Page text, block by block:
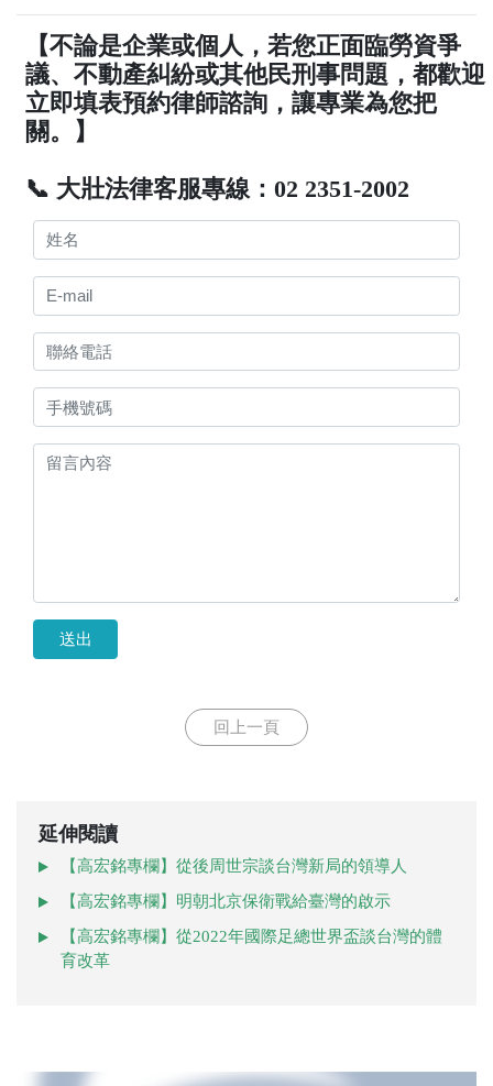
【不論是企業或個人，若您正面臨勞資爭
議、不動產糾紛或其他民刑事問題，都歡迎
立即填表預約律師諮詢，讓專業為您把
關。】
📞 大壯法律客服專線：02 2351-2002
送出
回上一頁
延伸閱讀
【高宏銘專欄】從後周世宗談台灣新局的領導人
【高宏銘專欄】明朝北京保衛戰給臺灣的啟示
【高宏銘專欄】從2022年國際足總世界盃談台灣的體
育改革